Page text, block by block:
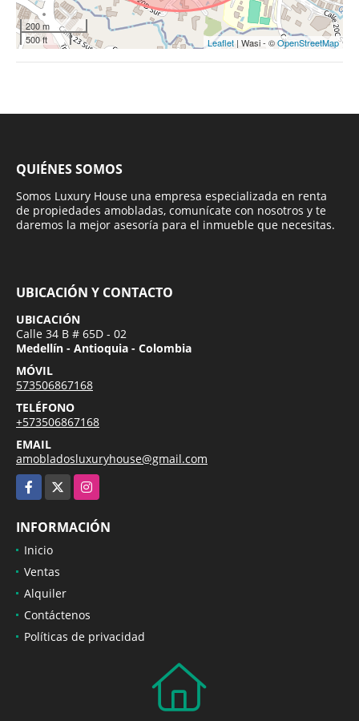
200 m
500 ft
Leaflet | Wasi - ©OpenStreetMap
QUIÉNES SOMOS
Somos Luxury House una empresa especializada en renta
de propiedades amobladas, comunícate con nosotros y te
daremos la mejor asesoría para el inmueble que necesitas.
UBICACIÓN Y CONTACTO
UBICACIÓN
Calle 34 B # 65D - 02
Medellín - Antioquia - Colombia
MÓVIL
573506867168
TELÉFONO
+573506867168
EMAIL
amobladosluxuryhouse@gmail.com
Facebook
Instagram
INFORMACIÓN
Inicio
Ventas
Alquiler
Contáctenos
Políticas de privacidad